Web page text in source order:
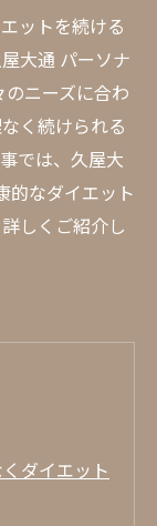
ットを続ける
大通 パーソナ
ニーズに合わ
く続けられる
では、久屋大
的なダイエット
しくご紹介し
ダイエット